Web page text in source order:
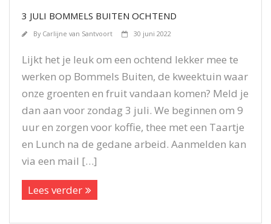
3 JULI BOMMELS BUITEN OCHTEND
By Carlijne van Santvoort 30 juni 2022
Lijkt het je leuk om een ochtend lekker mee te
werken op Bommels Buiten, de kweektuin waar
onze groenten en fruit vandaan komen? Meld je
dan aan voor zondag 3 juli. We beginnen om 9
uur en zorgen voor koffie, thee met een Taartje
en Lunch na de gedane arbeid. Aanmelden kan
via een mail […]
Lees verder